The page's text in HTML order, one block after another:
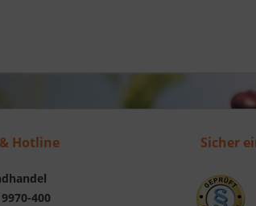
Hotline
400
Sicher